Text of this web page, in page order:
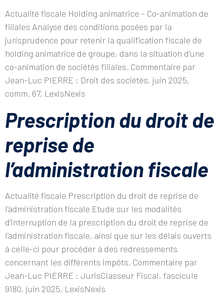
Actualité fiscale Holding animatrice – Co-animation de
filiales Analyse des conditions posées par la
jurisprudence pour retenir la qualification fiscale de
holding animatrice de groupe, dans la situation d’une
co-animation de sociétés filiales. Commentaire par
Jean-Luc PIERRE : Droit des sociétés, juin 2025,
comm. 67, LexisNexis
Prescription du droit de
reprise de
l’administration fiscale
Actualité fiscale Prescription du droit de reprise de
l’administration fiscale Etude sur les modalités
d’interruption de la prescription du droit de reprise de
l’administration fiscale, ainsi que sur les délais ouverts
à celle-ci pour procéder à des redressements
concernant les différents impôts. Commentaire par
Jean-Luc PIERRE : JurisClasseur Fiscal, fascicule
9180, juin 2025, LexisNexis